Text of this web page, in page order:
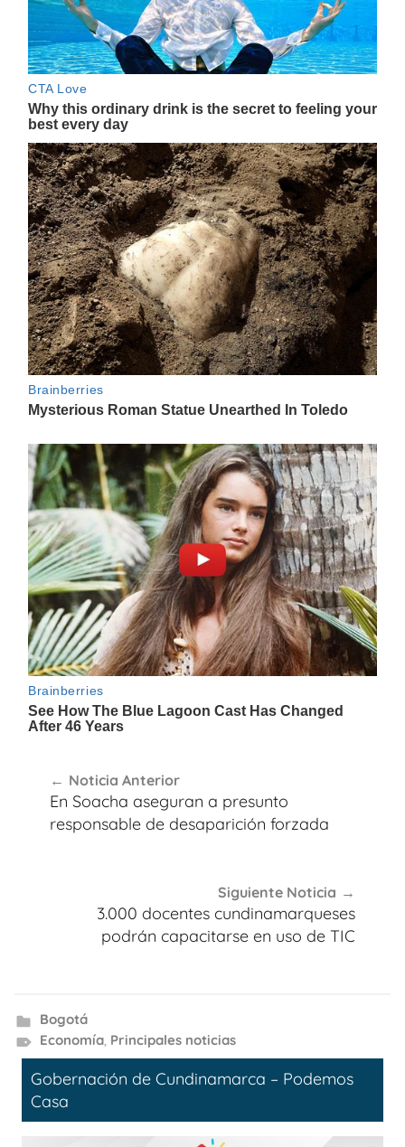
de
entradas
Noticia Anterior
En Soacha aseguran a presunto
responsable de desaparición forzada
Siguiente Noticia
3.000 docentes cundinamarqueses
podrán capacitarse en uso de TIC
Bogotá
Economía, Principales noticias
Gobernación de Cundinamarca – Podemos
Casa